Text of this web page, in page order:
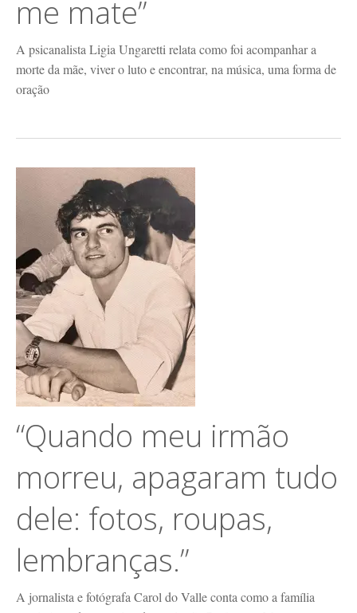
me mate”
A psicanalista Ligia Ungaretti relata como foi acompanhar a
morte da mãe, viver o luto e encontrar, na música, uma forma de
oração
“Quando meu irmão
morreu, apagaram tudo
dele: fotos, roupas,
lembranças.”
A jornalista e fotógrafa Carol do Valle conta como a família